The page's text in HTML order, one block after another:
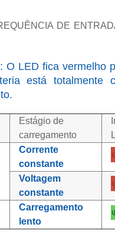
DE
O LED fica vermelho
está totalmente
Estágio de
carregamento
Corrente
constante
Voltagem
constante
Carregamento
lento